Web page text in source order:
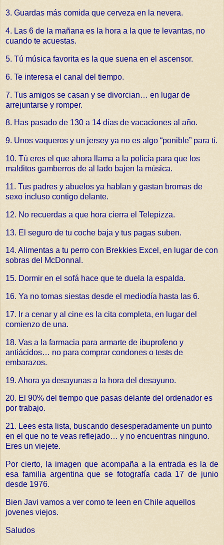
3. Guardas más comida que cerveza en la nevera.
4. Las 6 de la mañana es la hora a la que te levantas, no
cuando te acuestas.
5. Tú música favorita es la que suena en el ascensor.
6. Te interesa el canal del tiempo.
7. Tus amigos se casan y se divorcian… en lugar de
arrejuntarse y romper.
8. Has pasado de 130 a 14 días de vacaciones al año.
9. Unos vaqueros y un jersey ya no es algo “ponible” para tí.
10. Tú eres el que ahora llama a la policía para que los
malditos gamberros de al lado bajen la música.
11. Tus padres y abuelos ya hablan y gastan bromas de
sexo incluso contigo delante.
12. No recuerdas a que hora cierra el Telepizza.
13. El seguro de tu coche baja y tus pagas suben.
14. Alimentas a tu perro con Brekkies Excel, en lugar de con
sobras del McDonnal.
15. Dormir en el sofá hace que te duela la espalda.
16. Ya no tomas siestas desde el mediodía hasta las 6.
17. Ir a cenar y al cine es la cita completa, en lugar del
comienzo de una.
18. Vas a la farmacia para armarte de ibuprofeno y
antiácidos… no para comprar condones o tests de
embarazos.
19. Ahora ya desayunas a la hora del desayuno.
20. El 90% del tiempo que pasas delante del ordenador es
por trabajo.
21. Lees esta lista, buscando desesperadamente un punto
en el que no te veas reflejado… y no encuentras ninguno.
Eres un viejete.
Por cierto, la imagen que acompaña a la entrada es la de
esa familia argentina que se fotografía cada 17 de junio
desde 1976.
Bien Javi vamos a ver como te leen en Chile aquellos
jovenes viejos.
Saludos